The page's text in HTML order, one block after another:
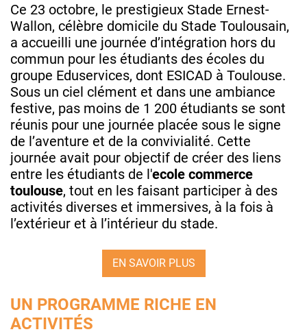
Ce 23 octobre, le prestigieux Stade Ernest-
Wallon, célèbre domicile du Stade Toulousain,
a accueilli une journée d’intégration hors du
commun pour les étudiants des écoles du
groupe Eduservices, dont ESICAD à Toulouse.
Sous un ciel clément et dans une ambiance
festive, pas moins de 1 200 étudiants se sont
réunis pour une journée placée sous le signe
de l’aventure et de la convivialité. Cette
journée avait pour objectif de créer des liens
entre les étudiants de l'ecole commerce
toulouse, tout en les faisant participer à des
activités diverses et immersives, à la fois à
l’extérieur et à l’intérieur du stade.
EN SAVOIR PLUS
UN PROGRAMME RICHE EN
ACTIVITÉS